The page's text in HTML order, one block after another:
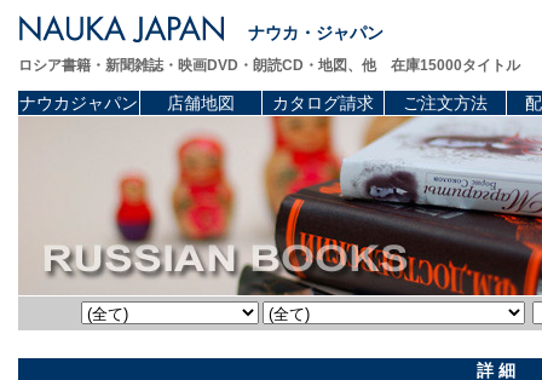
ナウカ・ジャパン
ロシア書籍・新聞雑誌・映画DVD・朗読CD・地図、他 在庫15000タイトル
ナウカジャパン 店舗地図 カタログ請求 ご注文方法
詳 細